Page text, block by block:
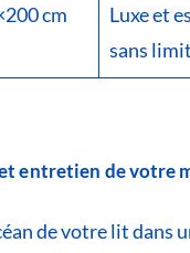
cm
Luxe et
sans
entretien de votre
de votre lit dans